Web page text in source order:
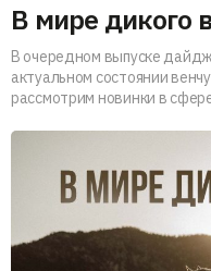
В мире дикого
В очередном выпуске
актуальном состоянии
рассмотрим новинки в